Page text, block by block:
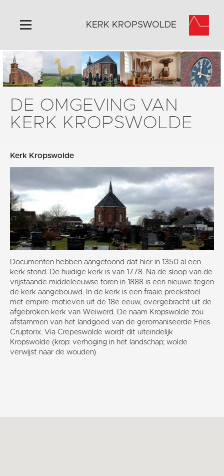
Home
Algemeen
Historie
Omgeving
Activiteiten
KERK KROPSWOLDE
DE OMGEVING VAN
KERK KROPSWOLDE
Kerk Kropswolde
Documenten hebben aangetoond dat hier in 1350 al een
kerk stond. De huidige kerk is van 1778. Na de sloop van de
vrijstaande middeleeuwse toren in 1888 is een nieuwe tegen
de kerk aangebouwd. In de kerk is een fraaie preekstoel
met empire-motieven uit de 18e eeuw, overgebracht uit de
afgebroken kerk van Weiwerd. De naam Kropswolde zou
afstammen van het landgoed van de geromaniseerde Fries
Cruptorix. Via Crepeswolde wordt dit uiteindelijk
Kropswolde (krop: verhoging in het landschap; wolde
verwijst naar de wouden)